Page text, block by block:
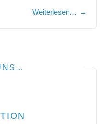
Weiterlesen… →